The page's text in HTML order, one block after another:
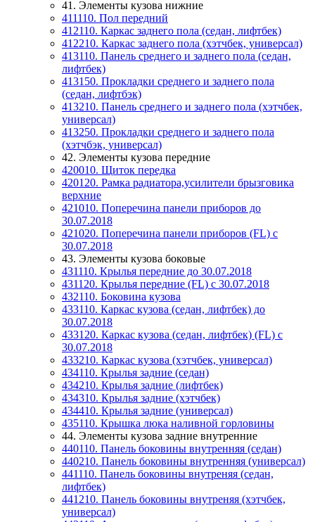
41. Элементы кузова нижние
411110. Пол передний
412110. Каркас заднего пола (седан, лифтбек)
412210. Каркас заднего пола (хэтчбек, универсал)
413110. Панель среднего и заднего пола (седан,
лифтбек)
413150. Прокладки среднего и заднего пола
(седан, лифтбэк)
413210. Панель среднего и заднего пола (хэтчбек,
универсал)
413250. Прокладки среднего и заднего пола
(хэтчбэк, универсал)
42. Элементы кузова передние
420010. Щиток передка
420120. Рамка радиатора,усилители брызговика
верхние
421010. Поперечина панели приборов до
30.07.2018
421020. Поперечина панели приборов (FL) с
30.07.2018
43. Элементы кузова боковые
431110. Крылья передние до 30.07.2018
431120. Крылья передние (FL) с 30.07.2018
432110. Боковина кузова
433110. Каркас кузова (седан, лифтбек) до
30.07.2018
433120. Каркас кузова (седан, лифтбек) (FL) с
30.07.2018
433210. Каркас кузова (хэтчбек, универсал)
434110. Крылья задние (седан)
434210. Крылья задние (лифтбек)
434310. Крылья задние (хэтчбек)
434410. Крылья задние (универсал)
435110. Крышка люка наливной горловины
44. Элементы кузова задние внутренние
440110. Панель боковины внутренняя (седан)
440210. Панель боковины внутренняя (универсал)
441110. Панель боковины внутреняя (седан,
лифтбек)
441210. Панель боковины внутреняя (хэтчбек,
универсал)